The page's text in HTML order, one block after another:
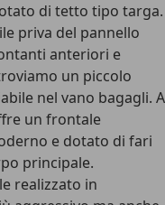
di tetto tipo targa.
priva del pannello
anteriori e
un piccolo
nel vano bagagli. A
un frontale
e dotato di fari
principale.
realizzato in